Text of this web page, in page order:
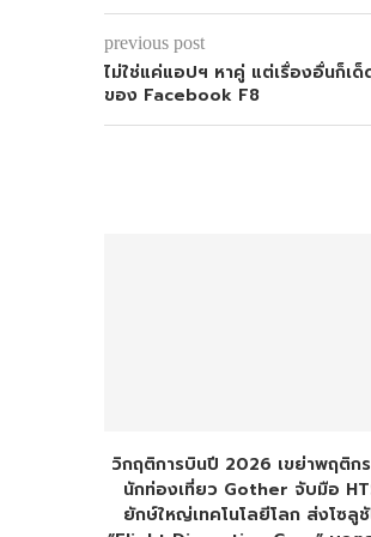
previous post
ไม่ใช่แค่แอปฯ หาคู่ แต่เรื่องอื่นก็เ
ของ Facebook F8
วิกฤติการบินปี 2026 เขย่าพฤติก
นักท่องเที่ยว Gother จับมือ
ยักษ์ใหญ่เทคโนโลยีโลก ส่งโซลู